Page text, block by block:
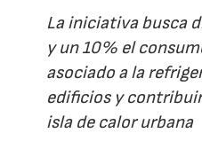
La iniciativa busca
y un 10% el
asociado a la
edificios y
isla de calor urbana